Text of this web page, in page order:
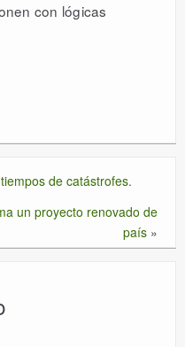
con lógicas
de catástrofes.
un proyecto renovado de
país »